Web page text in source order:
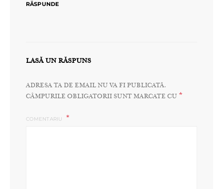
RĂSPUNDE
LASĂ UN RĂSPUNS
ADRESA TA DE EMAIL NU VA FI PUBLICATĂ.
CÂMPURILE OBLIGATORII SUNT MARCATE CU *
COMENTARIU